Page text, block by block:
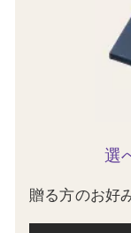
選
贈る方のお好